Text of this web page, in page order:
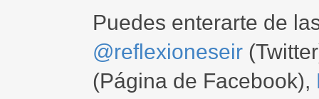
Puedes enterarte de
@reflexioneseir
(Página de Facebook),